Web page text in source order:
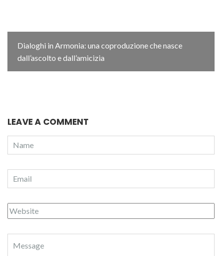
Dialoghi in Armonia: una coproduzione che nasce
dall’ascolto e dall’amicizia
LEAVE A COMMENT